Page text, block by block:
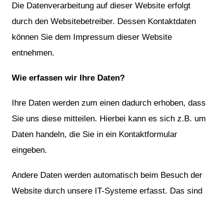
Die Datenverarbeitung auf dieser Website erfolgt
durch den Websitebetreiber. Dessen Kontaktdaten
können Sie dem Impressum dieser Website
entnehmen.
Wie erfassen wir Ihre Daten?
Ihre Daten werden zum einen dadurch erhoben, dass
Sie uns diese mitteilen. Hierbei kann es sich z.B. um
Daten handeln, die Sie in ein Kontaktformular
eingeben.
Andere Daten werden automatisch beim Besuch der
Website durch unsere IT-Systeme erfasst. Das sind